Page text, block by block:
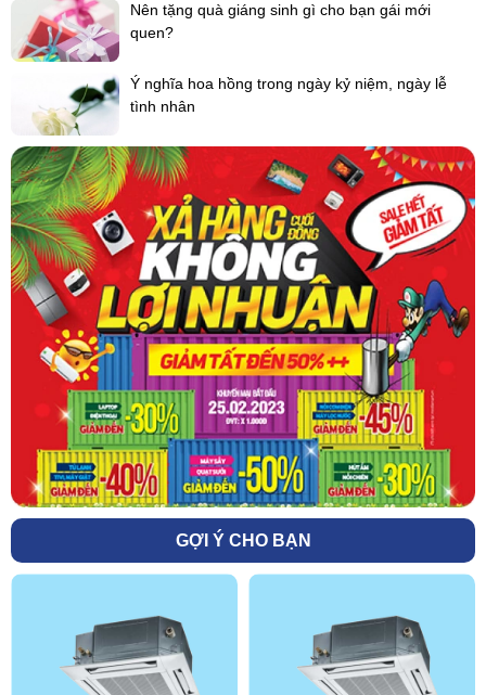
Nên tặng quà giáng sinh gì cho bạn gái mới
quen?
Ý nghĩa hoa hồng trong ngày kỷ niệm, ngày lễ
tình nhân
GỢI Ý CHO BẠN